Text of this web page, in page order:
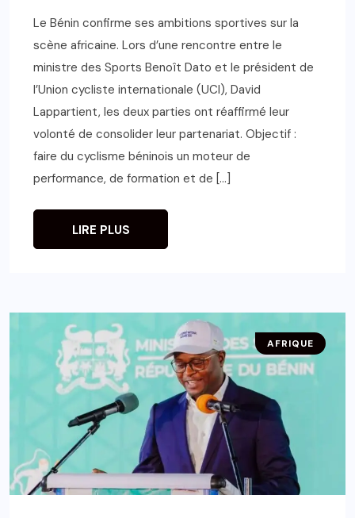
Le Bénin confirme ses ambitions sportives sur la
scène africaine. Lors d’une rencontre entre le
ministre des Sports Benoît Dato et le président de
l’Union cycliste internationale (UCI), David
Lappartient, les deux parties ont réaffirmé leur
volonté de consolider leur partenariat. Objectif :
faire du cyclisme béninois un moteur de
performance, de formation et de […]
LIRE PLUS
AFRIQUE